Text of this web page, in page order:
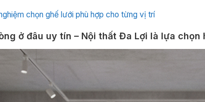
chọn ghế lưới phù hợp cho từng vị trí
ở đâu uy tín – Nội thất Đa Lợi là lựa chọn